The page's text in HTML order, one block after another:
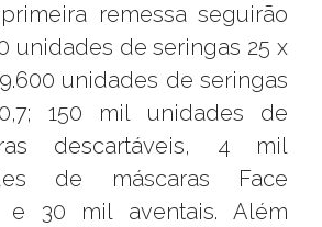
remessa seguirão
unidades de seringas 25 x
unidades de seringas
150 mil unidades de
descartáveis, 4 mil
de máscaras Face
e 30 mil aventais. Além